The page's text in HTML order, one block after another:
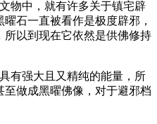
物中，就有许多关于镇宅辟
石一直被看作是极度辟邪，
以到现在它依然是供佛修持
有强大且又精纯的能量，所
至做成黑曜佛像，对于避邪档